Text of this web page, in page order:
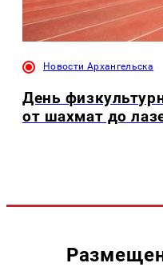
Новости Архангельска
День
от шахмат до